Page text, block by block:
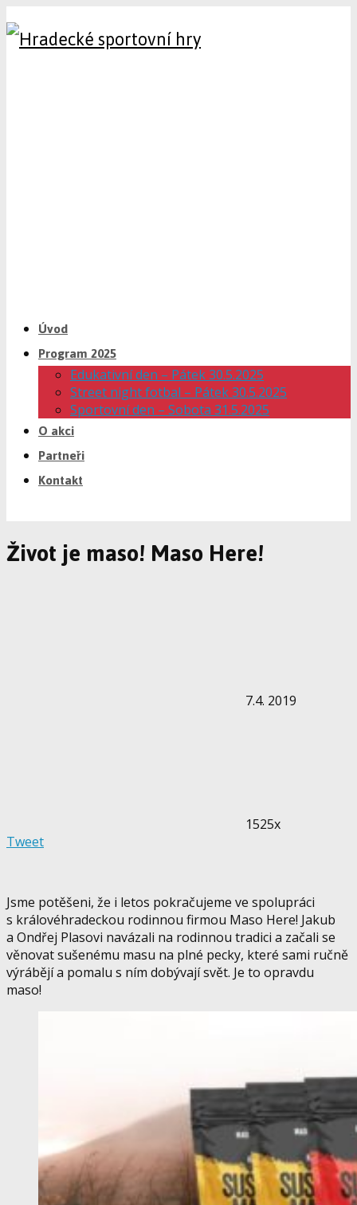
Úvod
Program 2025
Edukativní den – Pátek 30.5.2025
Street night fotbal – Pátek 30.5.2025
Sportovní den – Sobota 31.5.2025
O akci
Partneři
Kontakt
Život je maso! Maso Here!
7.4. 2019
1525x
Tweet
Jsme potěšeni, že i letos pokračujeme ve spolupráci
s královéhradeckou rodinnou firmou Maso Here! Jakub
a Ondřej Plasovi navázali na rodinnou tradici a začali se
věnovat sušenému masu na plné pecky, které sami ručně
výrábějí a pomalu s ním dobývají svět. Je to opravdu
maso!